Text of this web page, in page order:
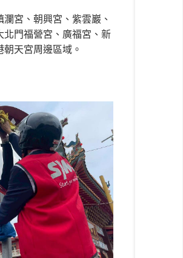
宮、朝興宮、紫雲巖、
門福營宮、廣福宮、新
天宮周邊區域。